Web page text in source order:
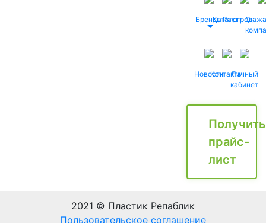
БрендыКаталог
Распродажа
О
НовостиКонтактыЛичный
кабинет
Получить
прайс-
лист
2021 © Пластик Репаблик
Пользовательское соглашение